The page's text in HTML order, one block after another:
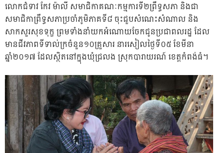
លោកជំទាវ កែវ ម៉ាលី សមាជិកាគណៈកម្មការទី២ព្រឹទ្ធសភា និងជា
សមាជិកាព្រឹទ្ធសភាប្រចាំភូមិភាគទី៨ ចុះជួបសំណេះសំណាល និង
សាកសួរសុខទុក្ខ ព្រមទាំងនាំយកអំណោយចែកជូនប្រជាពលរដ្ឋ ដែល
មានជីវភាពទីទាល់ក្រចំនួន១០គ្រួសារ នារសៀលថ្ងៃទី០៥ ខែមីនា
ឆ្នាំ២០១៧ ដែលស្ថិតនៅក្នុងឃុំជ្រលង ស្រុកបារាយរណ៍ ខេត្តកំពង់ធំ។